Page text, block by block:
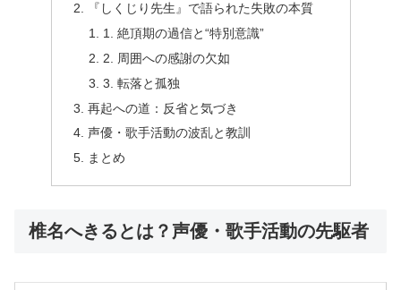
『しくじり先生』で語られた失敗の本質
1. 絶頂期の過信と“特別意識”
2. 周囲への感謝の欠如
3. 転落と孤独
再起への道：反省と気づき
声優・歌手活動の波乱と教訓
まとめ
椎名へきるとは？声優・歌手活動の先駆者